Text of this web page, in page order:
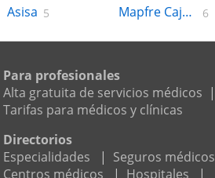
Asisa 5 Mapfre Caja Salud 6
Para profesionales
Alta gratuita de servicios médicos |
Tarifas para médicos y clínicas
Directorios
Especialidades
| Seguros médicos
Centros médicos
| Hospitales
|